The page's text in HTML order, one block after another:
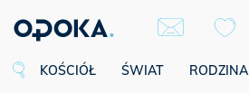
KOŚCIÓŁ ŚWIAT RODZINA